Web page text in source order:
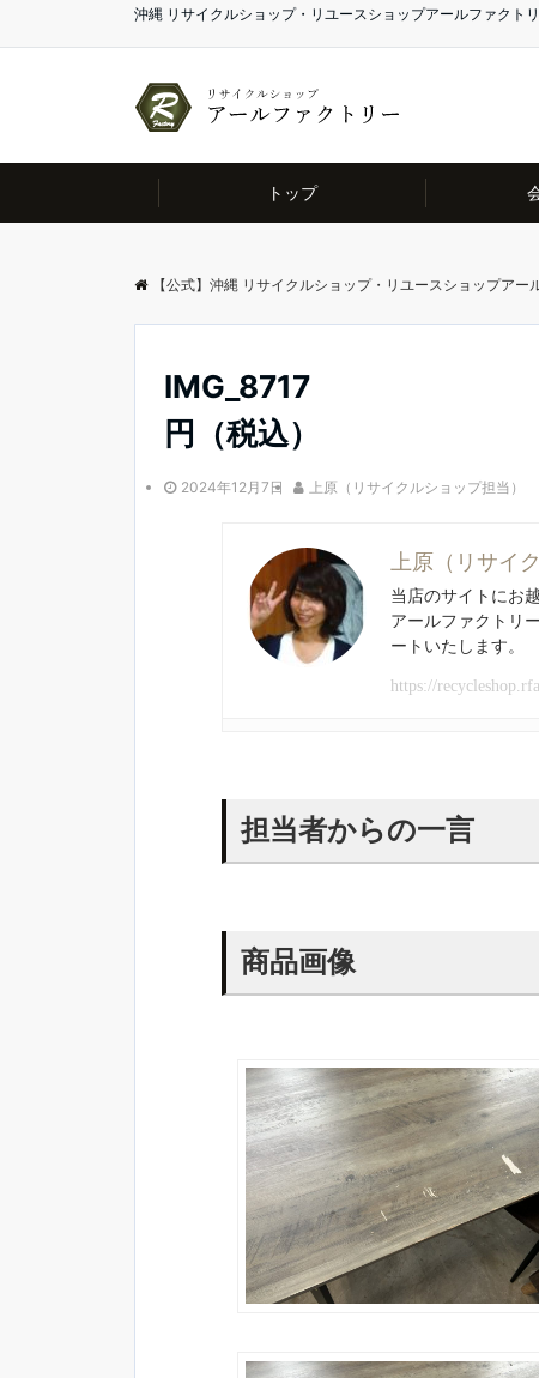
沖縄 リサイクルショップ・リユースショップアールファクト
トップ
【公式】沖縄 リサイクルショップ・リユースショップアー
IMG_8717
円（税込）
2024年12月7日 上原（リサイクルショップ担当）
上原（リサイ
当店のサイトにお
アールファクトリ
ートいたします。
https://
担当者からの一言
商品画像